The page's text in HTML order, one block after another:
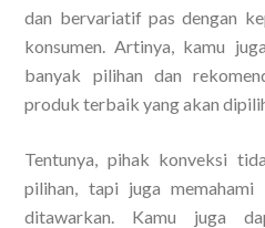
dan bervariatif pas dengan
konsumen. Artinya, kamu
banyak pilihan dan
produk terbaik yang akan
Tentunya, pihak konveksi
pilihan, tapi juga
ditawarkan. Kamu juga